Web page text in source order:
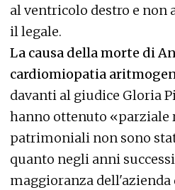
al ventricolo destro e non
il legale.
La causa della morte di
cardiomiopatia
davanti al giudice Gloria
hanno ottenuto «parziale
patrimoniali non sono
quanto negli anni
maggioranza